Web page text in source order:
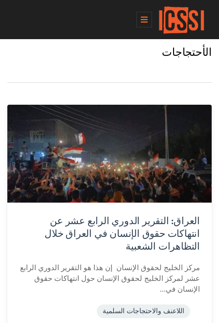
الأحتجاجات
العراق: التقرير الدوري الرابع عشر عن
انتهاكات حقوق الإنسان في العراق خلال
التظاهرات الشعبية
مركز الخليج لحقوق الإنسان إن هذا هو التقرير الدوري الرابع
عشر لمركز الخليج لحقوق الإنسان حول انتهاكات حقوق
الإنسان في...
اللاعنف والاحتجاجات السلمية